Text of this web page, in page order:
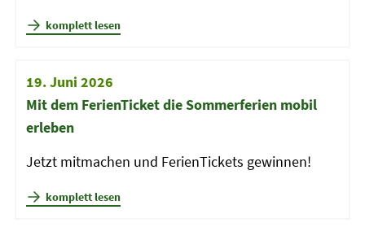
komplett lesen
Mit dem FerienTicket die Sommerferien mobil
erleben
19. Juni 2026
Jetzt mitmachen und FerienTickets gewinnen!
komplett lesen